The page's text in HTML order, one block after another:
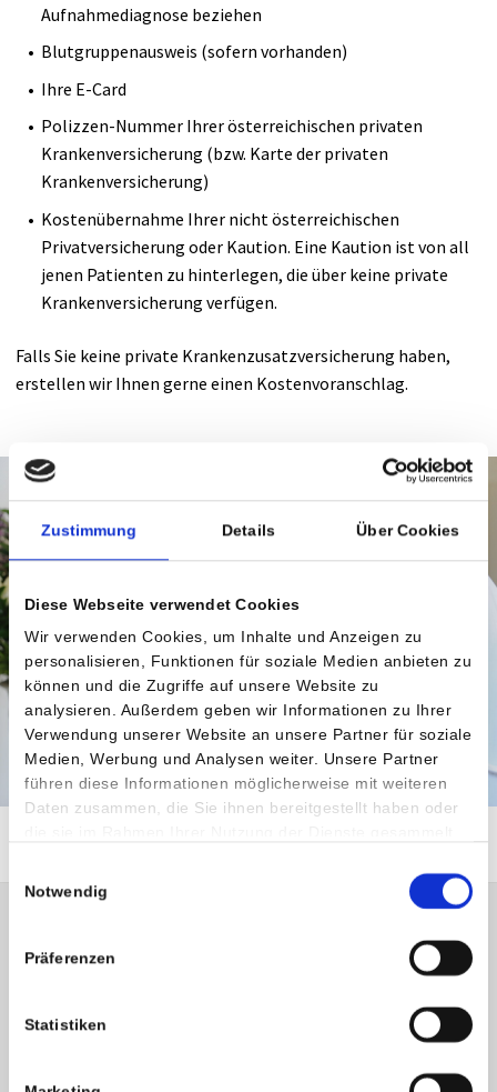
Zustimmung Details Über Cookies
Diese Webseite verwendet Cookies
Wir verwenden Cookies, um Inhalte und Anzeigen zu
personalisieren, Funktionen für soziale Medien anbieten zu
können und die Zugriffe auf unsere Website zu
analysieren. Außerdem geben wir Informationen zu Ihrer
Verwendung unserer Website an unsere Partner für soziale
Medien, Werbung und Analysen weiter. Unsere Partner
führen diese Informationen möglicherweise mit weiteren
Daten zusammen, die Sie ihnen bereitgestellt haben oder
Notwendig
Präferenzen
Statistiken
Vorsorgeuntersuchung
UNIQA Medical Partner
BIA-Messung
MRCT-Institut Maria Hilf
Aufnahmediagnose beziehen
Blutgruppenausweis (sofern vorhanden)
Ihre E-Card
Polizzen-Nummer Ihrer österreichischen privaten
Krankenversicherung (bzw. Karte der privaten
Krankenversicherung)
Kostenübernahme Ihrer nicht österreichischen
Privatversicherung oder Kaution. Eine Kaution ist von all
jenen Patienten zu hinterlegen, die über keine private
Krankenversicherung verfügen.
Falls Sie keine private Krankenzusatzversicherung haben,
erstellen wir Ihnen gerne einen Kostenvoranschlag.
Für die Reservierung Ihres Aufenthalts wenden Sie sich bitte
an unsere Mitarbeiter:innen in der Bettenreservierung unter
der Telefonnummer T:
4611
Unsere Mitarbeiter:innen am Empfang erreichen Sie von: